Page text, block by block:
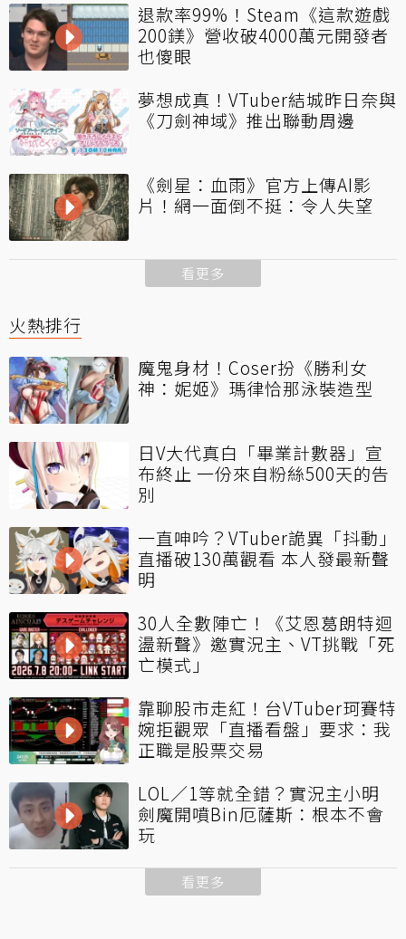
退款率99%！Steam《這款遊戲
200鎂》營收破4000萬元開發者
也傻眼
夢想成真！VTuber結城昨日奈與
《刀劍神域》推出聯動周邊
《劍星：血雨》官方上傳AI影
片！網一面倒不挺：令人失望
看更多
火熱排行
魔鬼身材！Coser扮《勝利女
神：妮姬》瑪律恰那泳裝造型
日V大代真白「畢業計數器」宣
布終止 一份來自粉絲500天的告
別
一直呻吟？VTuber詭異「抖動」
直播破130萬觀看 本人發最新聲
明
30人全數陣亡！《艾恩葛朗特迴
盪新聲》邀實況主、VT挑戰「死
亡模式」
靠聊股市走紅！台VTuber珂賽特
婉拒觀眾「直播看盤」要求：我
正職是股票交易
LOL／1等就全錯？實況主小明
劍魔開噴Bin厄薩斯：根本不會
玩
看更多